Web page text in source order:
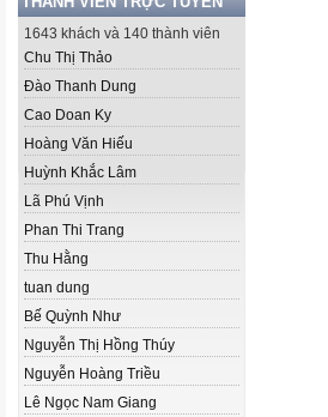
1643 khách và 140 thành viên
Chu Thị Thảo
Đào Thanh Dung
Cao Doan Ky
Hoàng Văn Hiếu
Huỳnh Khắc Lâm
Lã Phú Vịnh
Phan Thi Trang
Thu Hằng
tuan dung
Bế Quỳnh Như
Nguyễn Thị Hồng Thúy
Nguyễn Hoàng Triều
Lê Ngọc Nam Giang